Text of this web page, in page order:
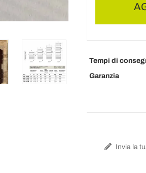
Tempi di
Garanzia
Invia la